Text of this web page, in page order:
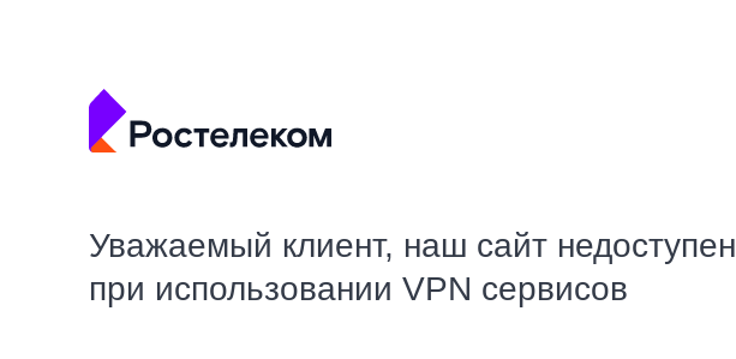
Уважаемый клиент, наш сайт недоступен
при использовании VPN сервисов